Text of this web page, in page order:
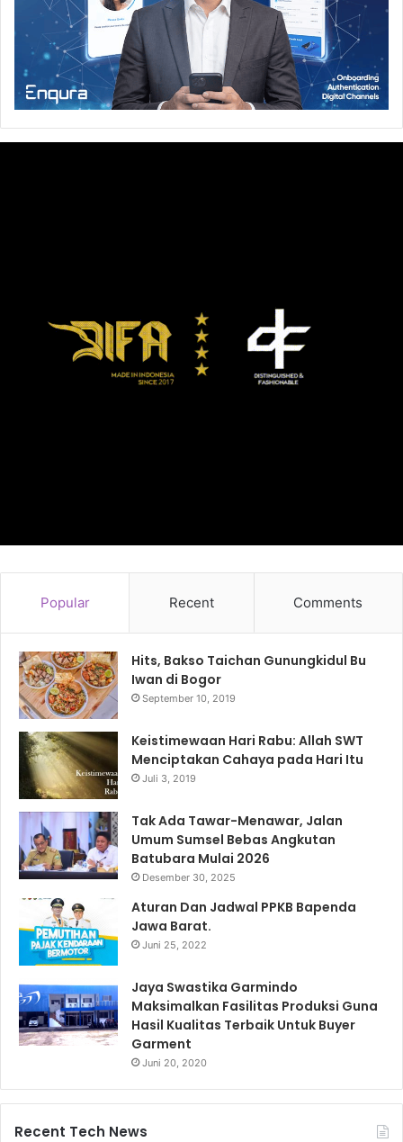
Popular Recent Comments
Hits, Bakso Taichan Gunungkidul Bu
Iwan di Bogor
September 10, 2019
Keistimewaan Hari Rabu: Allah SWT
Menciptakan Cahaya pada Hari Itu
Juli 3, 2019
Tak Ada Tawar-Menawar, Jalan
Umum Sumsel Bebas Angkutan
Batubara Mulai 2026
Desember 30, 2025
Aturan Dan Jadwal PPKB Bapenda
Jawa Barat.
Juni 25, 2022
Jaya Swastika Garmindo
Maksimalkan Fasilitas Produksi Guna
Hasil Kualitas Terbaik Untuk Buyer
Garment
Juni 20, 2020
Recent Tech News